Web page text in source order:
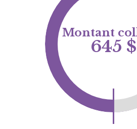
Montant
645 $